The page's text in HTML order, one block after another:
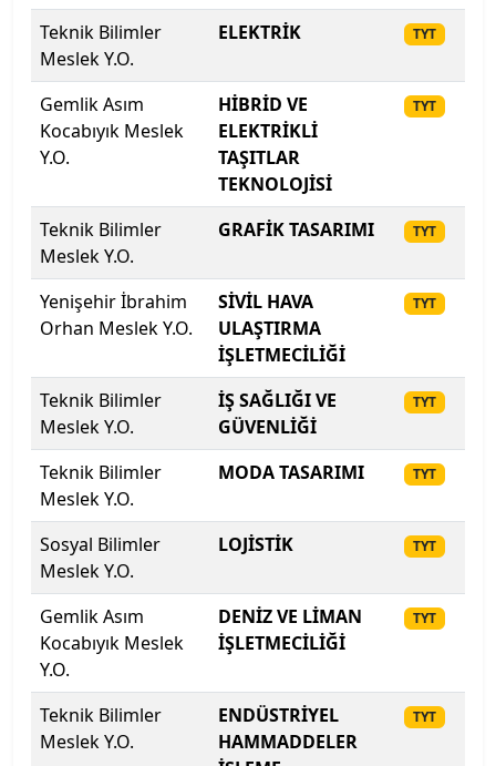
İzmir Katip Çelebi Üniversitesi
İzmir Kavram Meslek Y.O.
İzmir Tınaztepe Üniversitesi
İzmir Yüksek Teknoloji Enstitüsü
Kadir Has Üniversitesi
Kafkas Üniversitesi
Kahramanmaraş İstiklal Üniversitesi
Kahramanmaraş Sütçü İmam Üniversitesi
Kahramanmaraş Sütçü İmam Üniversitesi
Kapadokya Üniversitesi
Kapadokya Üniversitesi
Karabük Üniversitesi
Karadeniz Teknik Üniversitesi
Teknik Bilimler
Meslek Y.O.
ELEKTRİK TYT
Gemlik Asım
Kocabıyık Meslek
Y.O.
HİBRİD VE
ELEKTRİKLİ
TAŞITLAR
TEKNOLOJİSİ
TYT
Teknik Bilimler
Meslek Y.O.
GRAFİK TASARIMI TYT
Yenişehir İbrahim
Orhan Meslek Y.O.
SİVİL HAVA
ULAŞTIRMA
İŞLETMECİLİĞİ
TYT
Teknik Bilimler
Meslek Y.O.
İŞ SAĞLIĞI VE
GÜVENLİĞİ
TYT
Teknik Bilimler
Meslek Y.O.
MODA TASARIMI TYT
Sosyal Bilimler
Meslek Y.O.
LOJİSTİK TYT
Gemlik Asım
Kocabıyık Meslek
Y.O.
DENİZ VE LİMAN
İŞLETMECİLİĞİ
TYT
Teknik Bilimler
Meslek Y.O.
ENDÜSTRİYEL
HAMMADDELER
TYT